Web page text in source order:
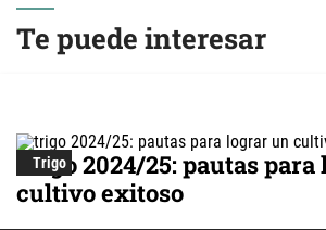
Te puede interesar
Trigo
Trigo 2024/25: pautas
cultivo exitoso